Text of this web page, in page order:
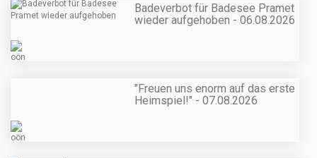
Badeverbot für Badesee Pramet
wieder aufgehoben - 06.08.2026
"Freuen uns enorm auf das erste
Heimspiel!" - 07.08.2026